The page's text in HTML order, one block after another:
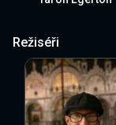
Režiséři